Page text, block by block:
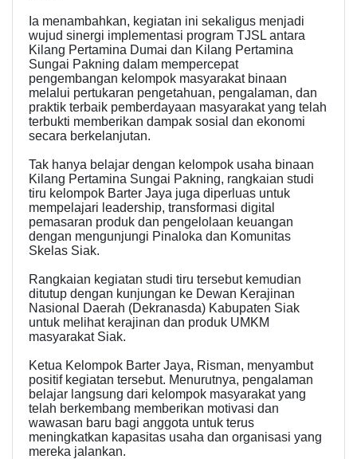
Ia menambahkan, kegiatan ini sekaligus menjadi
wujud sinergi implementasi program TJSL antara
Kilang Pertamina Dumai dan Kilang Pertamina
Sungai Pakning dalam mempercepat
pengembangan kelompok masyarakat binaan
melalui pertukaran pengetahuan, pengalaman, dan
praktik terbaik pemberdayaan masyarakat yang telah
terbukti memberikan dampak sosial dan ekonomi
secara berkelanjutan.
Tak hanya belajar dengan kelompok usaha binaan
Kilang Pertamina Sungai Pakning, rangkaian studi
tiru kelompok Barter Jaya juga diperluas untuk
mempelajari leadership, transformasi digital
pemasaran produk dan pengelolaan keuangan
dengan mengunjungi Pinaloka dan Komunitas
Skelas Siak.
Rangkaian kegiatan studi tiru tersebut kemudian
ditutup dengan kunjungan ke Dewan Kerajinan
Nasional Daerah (Dekranasda) Kabupaten Siak
untuk melihat kerajinan dan produk UMKM
masyarakat Siak.
Ketua Kelompok Barter Jaya, Risman, menyambut
positif kegiatan tersebut. Menurutnya, pengalaman
belajar langsung dari kelompok masyarakat yang
telah berkembang memberikan motivasi dan
wawasan baru bagi anggota untuk terus
meningkatkan kapasitas usaha dan organisasi yang
mereka jalankan.